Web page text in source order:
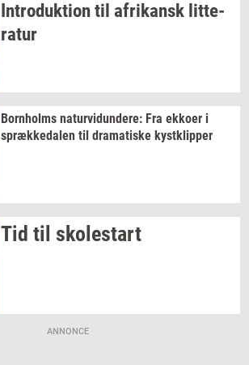
In­tro­duk­tiontil afri­kansk lit­te­
ra­tur
Born­holms na­tur­vi­dun­de­re: Fra ek­ko­er i
spræk­ke­da­len til dra­ma­ti­ske kyst­klip­per
Tid til sko­lestart
ANNONCE